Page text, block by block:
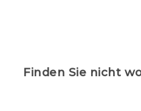
Finden Sie nicht